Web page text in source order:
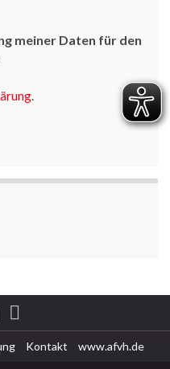
meiner Daten für den
.
Kontakt www.afvh.de